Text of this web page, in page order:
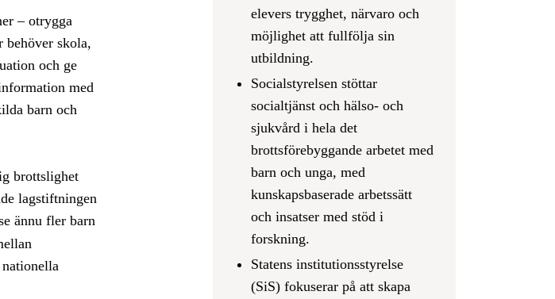
– otrygga
skola,
och ge
med
barn och
brottslighet
lagstiftningen
ännu fler barn
elevers trygghet, närvaro och
möjlighet att fullfölja sin
utbildning.
Socialstyrelsen stöttar
socialtjänst och hälso- och
sjukvård i hela det
brottsförebyggande arbetet med
barn och unga, med
kunskapsbaserade arbetssätt
och insatser med stöd i
forskning.
Statens institutionsstyrelse
(SiS) fokuserar på att skapa